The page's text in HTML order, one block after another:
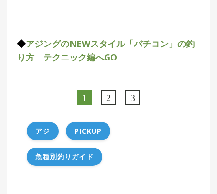
◆アジングのNEWスタイル「バチコン」の釣
り方 テクニック編へGO
1 2 3
アジ PICKUP
魚種別釣りガイド